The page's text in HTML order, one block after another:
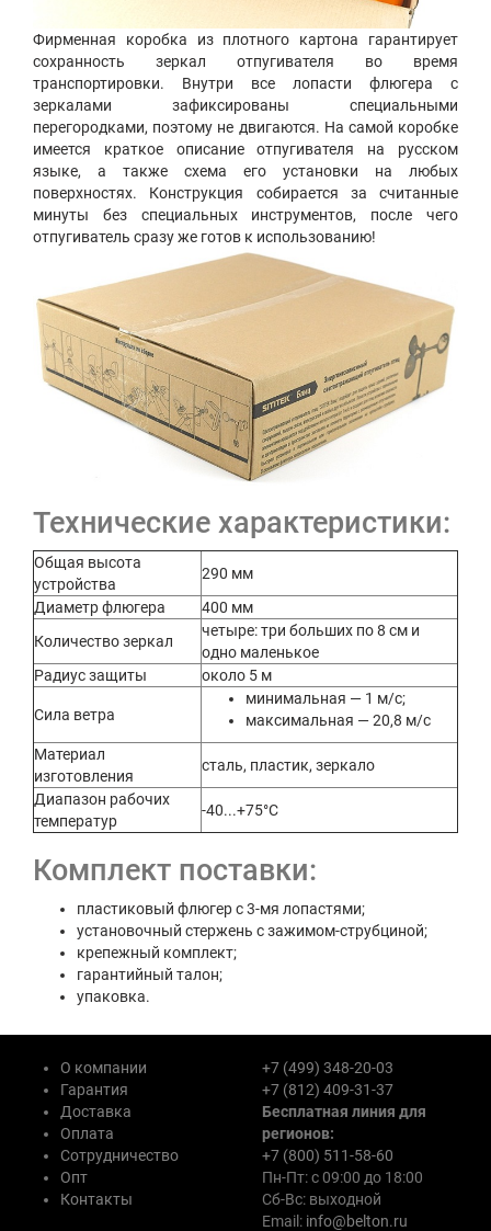
Фирменная коробка из плотного картона гарантирует
сохранность зеркал отпугивателя во время
транспортировки. Внутри все лопасти флюгера с
зеркалами зафиксированы специальными
перегородками, поэтому не двигаются. На самой коробке
имеется краткое описание отпугивателя на русском
языке, а также схема его установки на любых
поверхностях. Конструкция собирается за считанные
минуты без специальных инструментов, после чего
отпугиватель сразу же готов к использованию!
Технические характеристики:
Общая высота
устройства
290 мм
Диаметр флюгера
400 мм
Количество зеркал
четыре: три больших по 8 см и
одно маленькое
Радиус защиты
около 5 м
Сила ветра
минимальная — 1 м/с;
максимальная — 20,8 м/с
Материал
изготовления
сталь, пластик, зеркало
Диапазон рабочих
температур
-40...+75°C
Комплект поставки:
пластиковый флюгер с 3-мя лопастями;
установочный стержень с зажимом-струбциной;
крепежный комплект;
гарантийный талон;
упаковка.
О компании
Гарантия
Доставка
Оплата
Сотрудничество
Опт
Контакты
+7 (499) 348-20-03
+7 (812) 409-31-37
Бесплатная линия для
регионов:
+7 (800) 511-58-60
Пн-Пт: с 09:00 до 18:00
Сб-Вс: выходной
Email: info@belton.ru